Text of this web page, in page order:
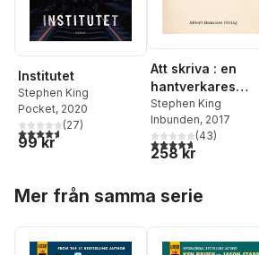
Institutet
Stephen King
Pocket, 2020
4,6utav 5 stjärnor. Totalt antal röster:
(27)
99 kr
Att skriva : en
hantverkares
memoarer
Stephen King
Inbunden, 2017
4,7utav 5 stjärnor.
(43)
258 kr
Mer från samma serie